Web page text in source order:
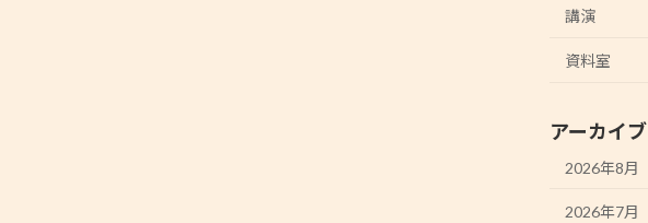
講演
資料室
アーカイブ
2026年8月
2026年7月